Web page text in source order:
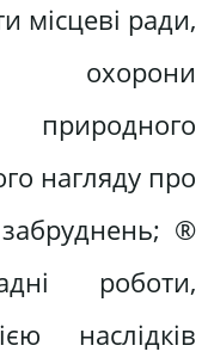
місцеві ради,
охорони
нагляду про
®
роботи,
наслідків